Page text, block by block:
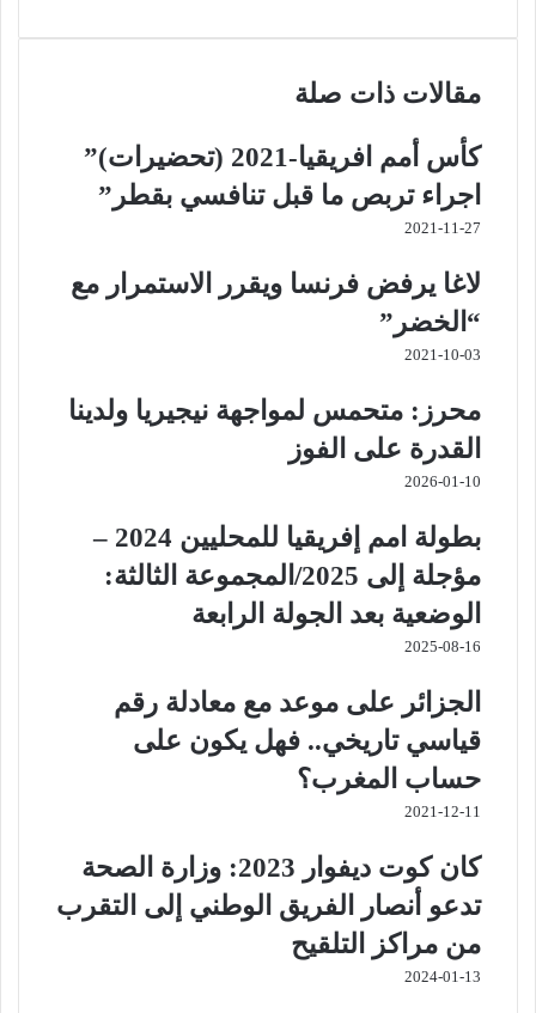
مقالات ذات صلة
كأس أمم افريقيا-2021 (تحضيرات)”
اجراء تربص ما قبل تنافسي بقطر”
2021-11-27
لاغا يرفض فرنسا ويقرر الاستمرار مع
“الخضر”
2021-10-03
محرز: متحمس لمواجهة نيجيريا ولدينا
القدرة على الفوز
2026-01-10
بطولة امم إفريقيا للمحليين 2024 –
مؤجلة إلى 2025/المجموعة الثالثة:
الوضعية بعد الجولة الرابعة
2025-08-16
الجزائر على موعد مع معادلة رقم
قياسي تاريخي.. فهل يكون على
حساب المغرب؟
2021-12-11
كان كوت ديفوار 2023: وزارة الصحة
تدعو أنصار الفريق الوطني إلى التقرب
من مراكز التلقيح
2024-01-13